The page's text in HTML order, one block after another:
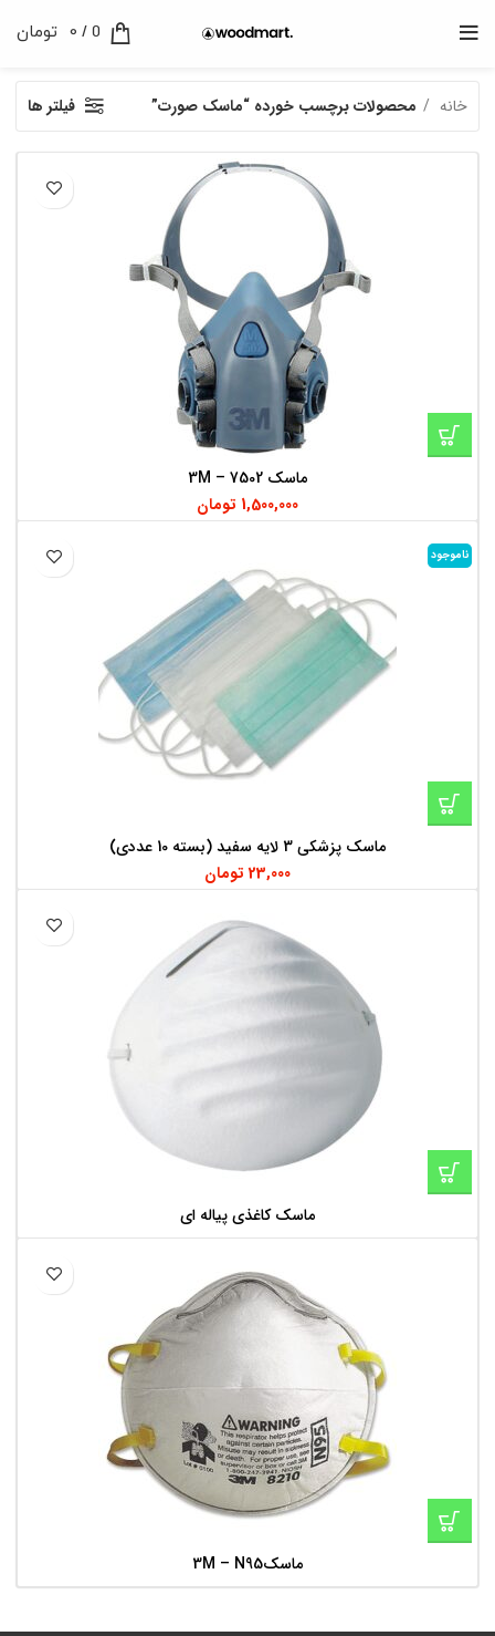
0
/
0 تومان
خانه محصولات برچسب خورده “ماسک صورت” فیلتر ها
ماسک 3M – 7502
1,500,000 تومان
ناموجود
ماسک پزشکی 3 لایه سفید (بسته 10 عددی)
23,000 تومان
ماسک کاغذی پیاله ای
ماسک3M – N95